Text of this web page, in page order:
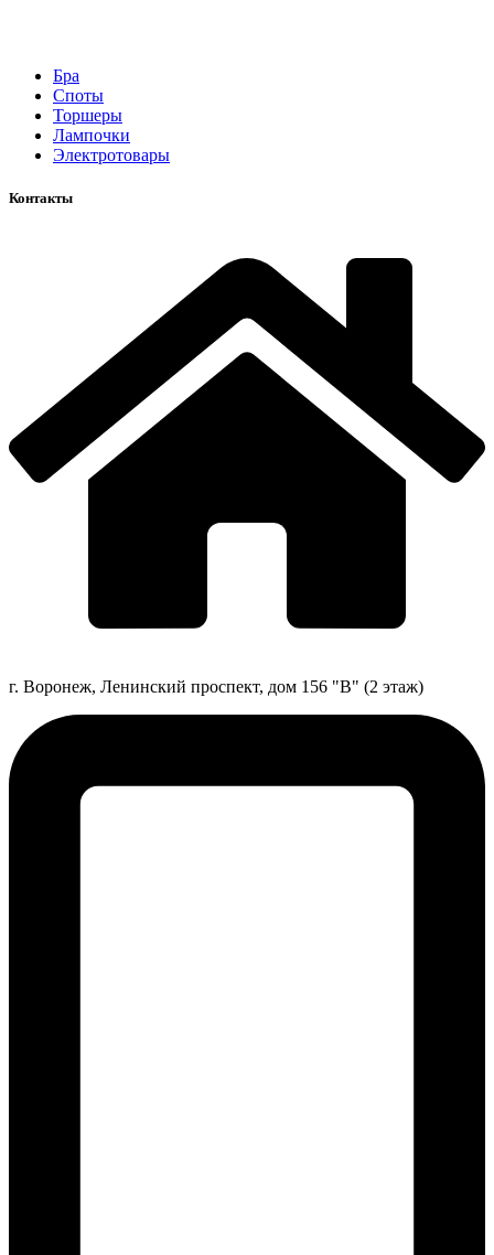
Бра
Споты
Торшеры
Лампочки
Электротовары
Контакты
г. Воронеж, Ленинский проспект, дом 156 "В" (2 этаж)